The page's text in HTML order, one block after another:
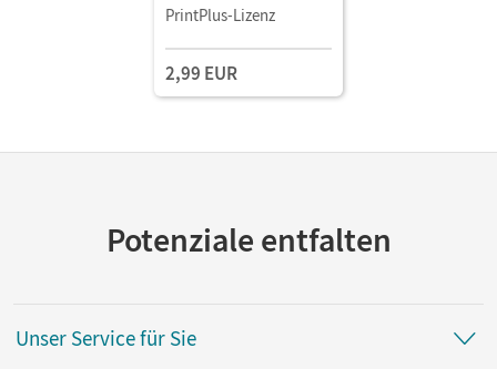
PrintPlus-Lizenz
2,99 EUR
Potenziale entfalten
Unser Service für Sie